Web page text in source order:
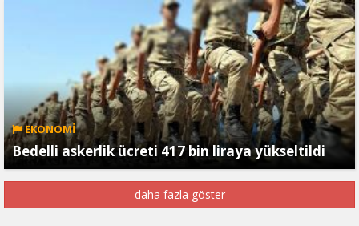
EKONOMİ
Bedelli askerlik ücreti 417 bin liraya yükseltildi
daha fazla göster